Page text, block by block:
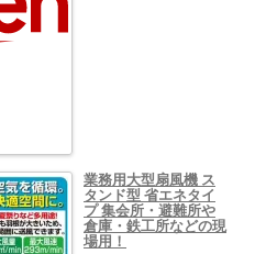
業務用大型扇風機 ス
タンド型 省エネタイ
プ 集会所・避難所や
倉庫・鉄工所などの現
場用！